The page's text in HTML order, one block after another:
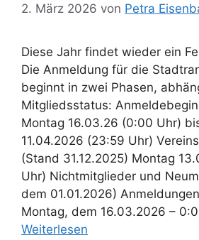
2. März 2026 von Petra
Diese Jahr findet wieder ein
Die Anmeldung für die
beginnt in zwei Phasen,
Mitgliedsstatus:
Montag 16.03.26 (0:00 Uhr)
11.04.2026 (23:59 Uhr)
(Stand 31.12.2025) Montag
Uhr) Nichtmitglieder und
dem 01.01.2026)
Montag, dem 16.03.2026 –
Weiterlesen